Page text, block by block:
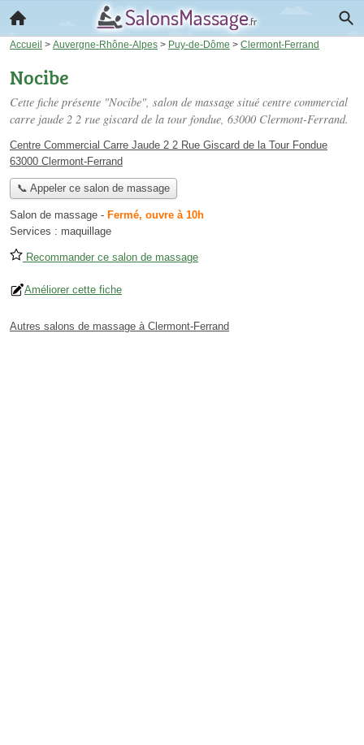
Accueil > Auvergne-Rhône-Alpes > Puy-de-Dôme > Clermont-Ferrand
Nocibe
Cette fiche présente "Nocibe", salon de massage situé centre commercial
carre jaude 2 2 rue giscard de la tour fondue, 63000 Clermont-Ferrand.
Centre Commercial Carre Jaude 2 2 Rue Giscard de la Tour Fondue
63000 Clermont-Ferrand
📞 Appeler ce salon de massage
Salon de massage - Fermé, ouvre à 10h
Services : maquillage
Recommander ce salon de massage
Améliorer cette fiche
Autres salons de massage à Clermont-Ferrand